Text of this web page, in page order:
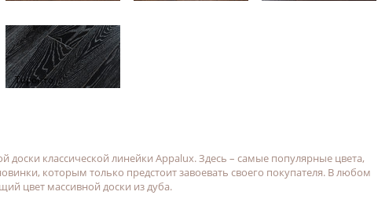
Торонто
доски классической линейки Appalux. Здесь – самые популярные цвета,
которым только предстоит завоевать своего покупателя. В любом
цвет массивной доски из дуба.